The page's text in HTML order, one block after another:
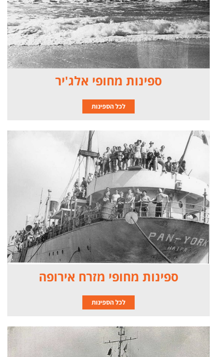
ספינות מחופי אלג'יר
לכל הספינות
ספינות מחופי מזרח אירופה
לכל הספינות